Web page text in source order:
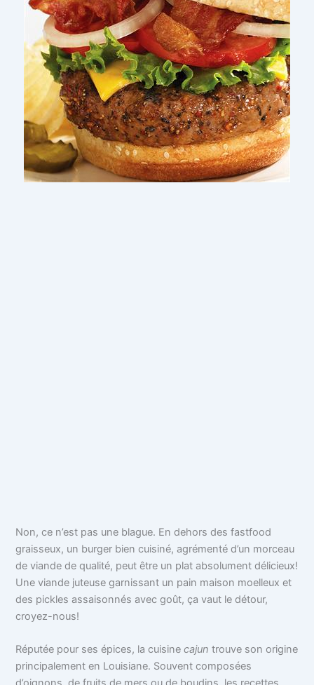
Non, ce n’est pas une blague. En dehors des fastfood
graisseux, un burger bien cuisiné, agrémenté d’un morceau
de viande de qualité, peut être un plat absolument délicieux!
Une viande juteuse garnissant un pain maison moelleux et
des pickles assaisonnés avec goût, ça vaut le détour,
croyez-nous!
Réputée pour ses épices, la cuisinecajun trouve son origine
principalement en Louisiane. Souvent composées